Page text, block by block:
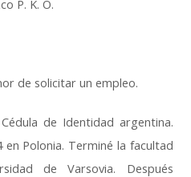
P. K. O.
de solicitar un empleo.
de Identidad argentina.
Polonia. Terminé la facultad
de Varsovia. Después